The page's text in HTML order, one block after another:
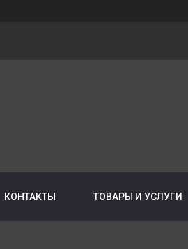
КОНТАКТЫ ТОВАРЫ И УСЛУГИ